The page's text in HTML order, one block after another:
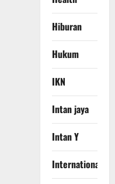
Hiburan
Hukum
IKN
Intan jaya
Intan Y
International